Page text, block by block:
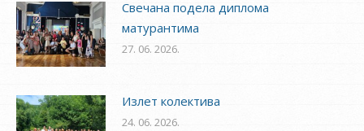
Свечана подела диплома
матурантима
27. 06. 2026.
Излет колектива
24. 06. 2026.